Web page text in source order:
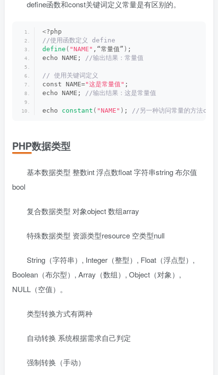
define函数和const关键词定义常量是有区别的。
<?php
//使用函数定义 define
define ( "NAME" ,“常量值” ) ;
echo NAME;
//输出结果：常量值
// 使用关键词定义
const NAME="这是常量值" ;
echo NAME;
//输出结果：这是常量值
echo constant ( "NAME" ) ; //另一种访问常量的方法
PHP数据类型
基本数据类型 整数int 浮点数float 字符串string 布尔值
bool
复合数据类型 对象object 数组array
特殊数据类型 资源类型resource 空类型null
String（字符串）, Integer（整型）, Float（浮点型）,
Boolean（布尔型）, Array（数组）, Object（对象）,
NULL（空值）。
类型转换方式有两种
自动转换 系统根据需求自己判定
强制转换（手动）